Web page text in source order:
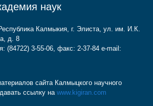
наук
Калмыкия, г. Элиста, ул. им. И.К.
д. 8
(84722) 3-55-06, факс: 2-37-84 e-mail:
сайта Калмыцкого научного
ссылку на www.kigiran.com